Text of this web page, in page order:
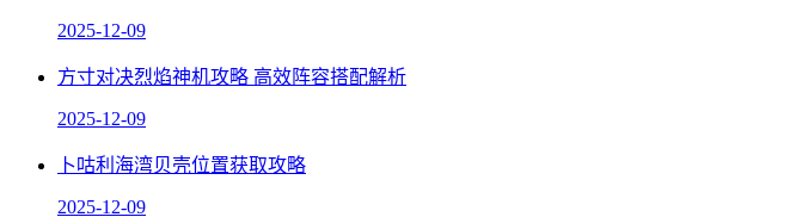
2025-12-09
方寸对决烈焰神机攻略 高效阵容搭配解析
2025-12-09
卜咕利海湾贝壳位置获取攻略
2025-12-09